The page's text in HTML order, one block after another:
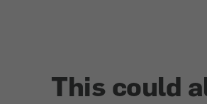
This could